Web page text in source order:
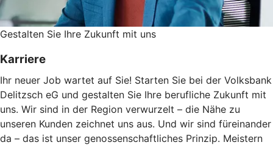
Gestalten Sie ­Ihre Zukunft mit uns
Karriere
Ihr neuer Job wartet auf Sie! Starten Sie bei der Volksbank
Delitzsch eG und gestalten Sie Ihre berufliche Zukunft mit
uns. Wir sind in der Region verwurzelt – die Nähe zu
unseren Kunden zeichnet uns aus. Und wir sind füreinander
da – das ist unser genossenschaftliches Prinzip. Meistern